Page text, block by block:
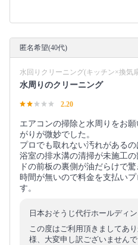
匿名希望(40代)
水回りクリーニング(キッチン×換気
水周りのクリーニング
2.20
エアコンの掃除と水周りをお
がりが微妙でした。
プロでも取れない汚れがある
浴室の排水溝の清掃が未施工
ドの前板の裏側が油だらけで驚
時間が無いので料金を支払い
す。
日本おそうじ代行ホールディ
この度はご利用頂きましてあ
様、大変申し訳ございません